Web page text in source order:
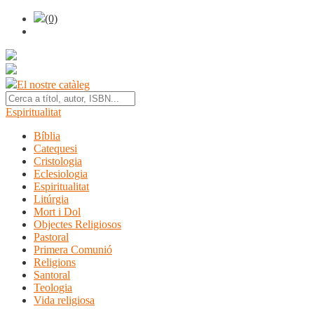
(0)
El nostre catàleg
Espiritualitat
Bíblia
Catequesi
Cristologia
Eclesiologia
Espiritualitat
Litúrgia
Mort i Dol
Objectes Religiosos
Pastoral
Primera Comunió
Religions
Santoral
Teologia
Vida religiosa